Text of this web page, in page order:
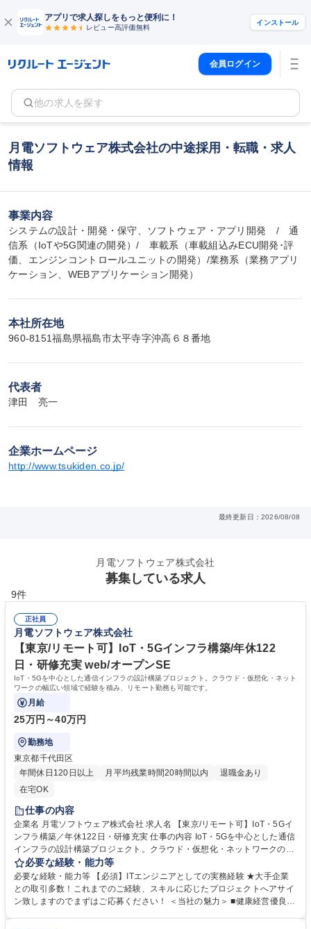
アプリで求人探しをもっと便利に！
レビュー高評価無料
インストール
会員ログイン
他の求人を探す
月電ソフトウェア株式会社の中途採用・転職・求人
情報
事業内容
システムの設計・開発・保守、ソフトウェア・アプリ開発　/　通
信系（IoTや5G関連の開発）/　車載系（車載組込みECU開発･評
価、エンジンコントロールユニットの開発）/業務系（業務アプリ
ケーション、WEBアプリケーション開発）
本社所在地
960-8151福島県福島市太平寺字沖高６８番地
代表者
津田　亮一
企業ホームページ
http://www.tsukiden.co.jp/
最終更新日：2026/08/08
月電ソフトウェア株式会社
募集している求人
9件
正社員
月電ソフトウェア株式会社
【東京/リモート可】IoT・5Gインフラ構築/年休122
日・研修充実 web/オープンSE
IoT・5Gを中心とした通信インフラの設計構築プロジェクト。クラウド・仮想化・ネット
ワークの幅広い領域で経験を積み、リモート勤務も可能です。
月給
25万円～40万円
勤務地
東京都千代田区
年間休日120日以上
月平均残業時間20時間以内
退職金あり
在宅OK
仕事の内容
企業名 月電ソフトウェア株式会社 求人名 【東京/リモート可】IoT・5Gイ
ンフラ構築／年休122日・研修充実 仕事の内容 IoT・5Gを中心とした通信
インフラの設計構築プロジェクト。クラウド・仮想化・ネットワークの幅
広い領域で経験を積み、リモート勤務も可能です。 【業務内容詳細】■ネ
ットワーク設計・構築、セキュリティ設計 ■サーバー（Linux/Windows）
導入・運用 ■AWS/Azure/GCPでのクラウド基盤設計 ■VMware等仮想化環
境構築 ■グローバル案件での英語使用あり ■プロジェクト規模：数名～十
必要な経験・能力等
必要な経験・能力等 【必須】ITエンジニアとしての実務経験 ★大手企業
との取引多数！これまでのご経験、スキルに応じたプロジェクトへアサイ
ン致しますのでまずはご応募ください！ ＜当社の魅力＞ ■健康経営優良事